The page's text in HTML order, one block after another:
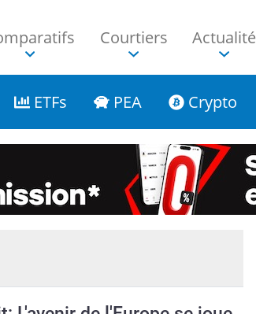
Courtiers Actualité
ETFs PEA Crypto